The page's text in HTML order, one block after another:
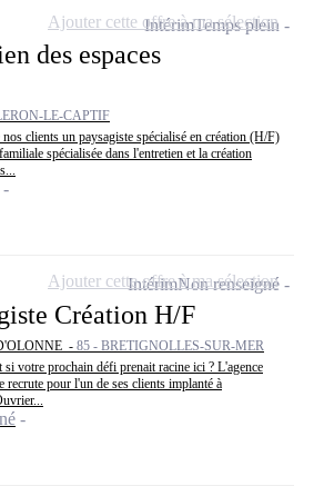
des espaces
LE-CAPTIF
clients un paysagiste spécialisé en création (H/F)
spécialisée dans l'entretien et la création
IntérimTemps plein
Ajouter cette offre à ma sélection
Création H/F
- 85 - BRETIGNOLLES-SUR-MER
si votre prochain défi prenait racine ici ? L'agence
recrute pour l'un de ses clients implanté à
IntérimNon renseigné
Ajouter cette offre à ma sélection